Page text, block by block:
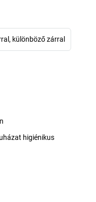
különböző zárral
higiénikus